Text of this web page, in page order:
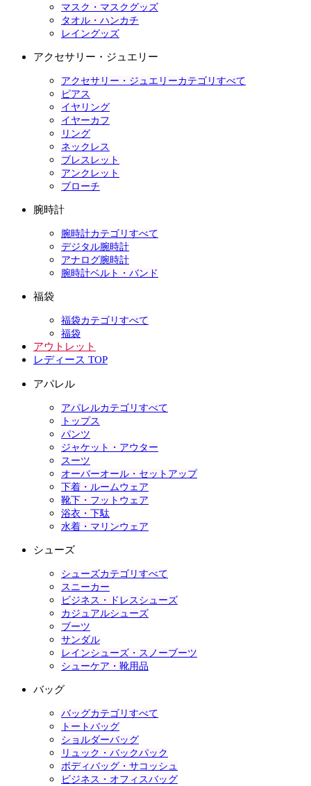
マスク・マスクグッズ
タオル・ハンカチ
レイングッズ
アクセサリー・ジュエリー
アクセサリー・ジュエリーカテゴリすべて
ピアス
イヤリング
イヤーカフ
リング
ネックレス
ブレスレット
アンクレット
ブローチ
腕時計
腕時計カテゴリすべて
デジタル腕時計
アナログ腕時計
腕時計ベルト・バンド
福袋
福袋カテゴリすべて
福袋
アウトレット
レディース TOP
アパレル
アパレルカテゴリすべて
トップス
パンツ
ジャケット・アウター
スーツ
オーバーオール・セットアップ
下着・ルームウェア
靴下・フットウェア
浴衣・下駄
水着・マリンウェア
シューズ
シューズカテゴリすべて
スニーカー
ビジネス・ドレスシューズ
カジュアルシューズ
ブーツ
サンダル
レインシューズ・スノーブーツ
シューケア・靴用品
バッグ
バッグカテゴリすべて
トートバッグ
ショルダーバッグ
リュック・バックパック
ボディバッグ・サコッシュ
ビジネス・オフィスバッグ